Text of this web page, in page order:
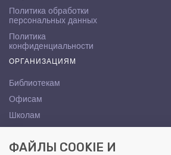
Политика обработки
персональных данных
Политика
конфиденциальности
ОРГАНИЗАЦИЯМ
Библиотекам
Офисам
Школам
КОНТАКТЫ
ФАЙЛЫ COOKIE И